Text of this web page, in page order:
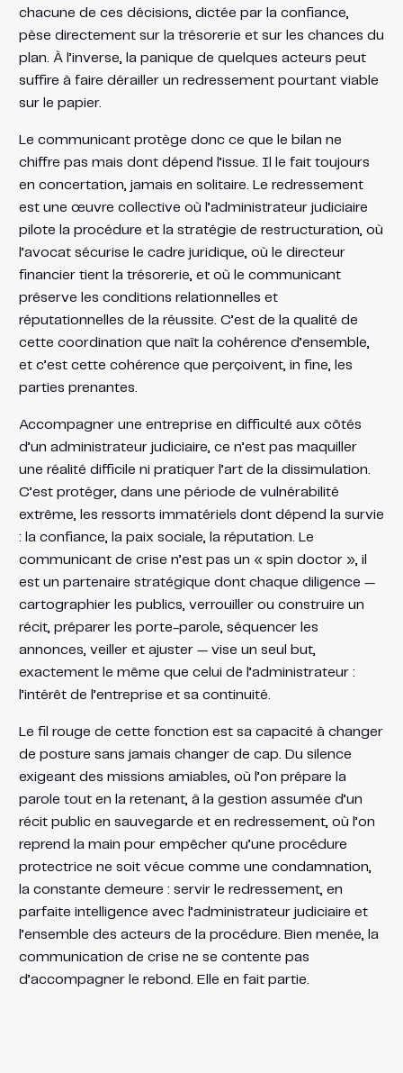
chacune de ces décisions, dictée par la confiance,
pèse directement sur la trésorerie et sur les chances du
plan. À l’inverse, la panique de quelques acteurs peut
suffire à faire dérailler un redressement pourtant viable
sur le papier.
Le communicant protège donc ce que le bilan ne
chiffre pas mais dont dépend l’issue. Il le fait toujours
en concertation, jamais en solitaire. Le redressement
est une œuvre collective où l’administrateur judiciaire
pilote la procédure et la stratégie de restructuration, où
l’avocat sécurise le cadre juridique, où le directeur
financier tient la trésorerie, et où le communicant
préserve les conditions relationnelles et
réputationnelles de la réussite. C’est de la qualité de
cette coordination que naît la cohérence d’ensemble,
et c’est cette cohérence que perçoivent, in fine, les
parties prenantes.
Accompagner une entreprise en difficulté aux côtés
d’un administrateur judiciaire, ce n’est pas maquiller
une réalité difficile ni pratiquer l’art de la dissimulation.
C’est protéger, dans une période de vulnérabilité
extrême, les ressorts immatériels dont dépend la survie
: la confiance, la paix sociale, la réputation. Le
communicant de crise n’est pas un « spin doctor », il
est un partenaire stratégique dont chaque diligence —
cartographier les publics, verrouiller ou construire un
récit, préparer les porte-parole, séquencer les
annonces, veiller et ajuster — vise un seul but,
exactement le même que celui de l’administrateur :
l’intérêt de l’entreprise et sa continuité.
Le fil rouge de cette fonction est sa capacité à changer
de posture sans jamais changer de cap. Du silence
exigeant des missions amiables, où l’on prépare la
parole tout en la retenant, à la gestion assumée d’un
récit public en sauvegarde et en redressement, où l’on
reprend la main pour empêcher qu’une procédure
protectrice ne soit vécue comme une condamnation,
la constante demeure : servir le redressement, en
parfaite intelligence avec l’administrateur judiciaire et
l’ensemble des acteurs de la procédure. Bien menée, la
communication de crise ne se contente pas
d’accompagner le rebond. Elle en fait partie.